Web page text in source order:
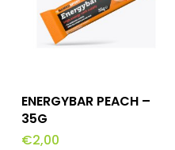
Toevoegen Aan
ENERGYBAR PEACH –
35G
€2,00